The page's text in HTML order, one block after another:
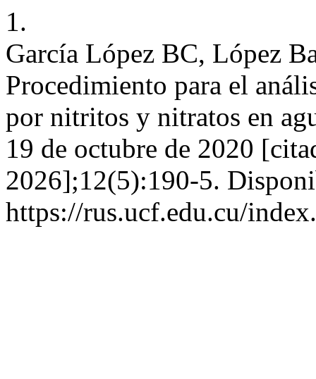
1.
García López BC, López
Procedimiento para el
por nitritos y nitratos en
19 de octubre de 2020
2026];12(5):190-5.
https://rus.ucf.edu.cu/